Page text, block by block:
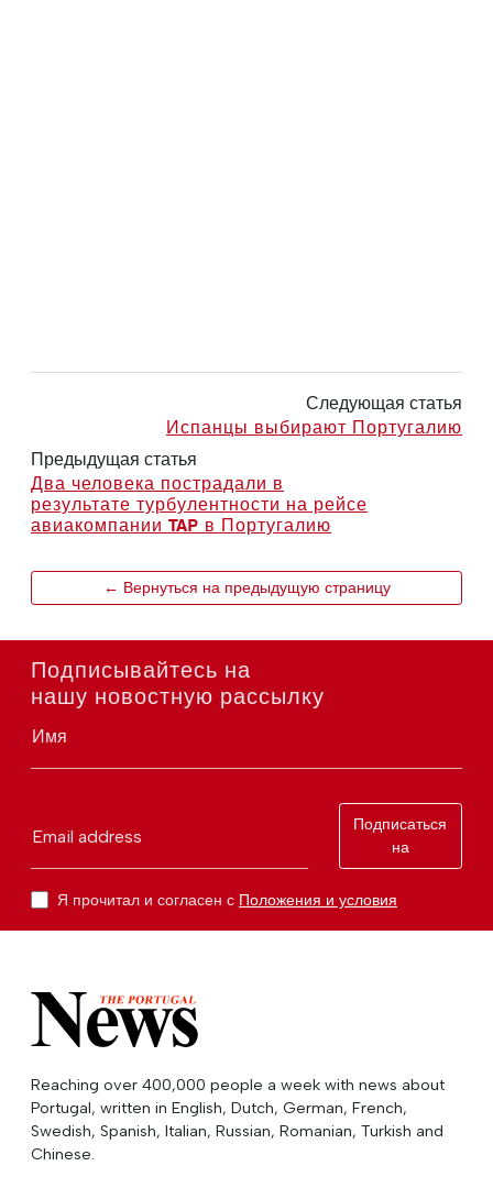
Следующая статья
Испанцы выбирают Португалию
Предыдущая статья
Два человека пострадали в
результате турбулентности на рейсе
авиакомпании TAP в Португалию
← Вернуться на предыдущую страницу
Подписывайтесь на
нашу новостную рассылку
Имя
Email address
Подписаться
на
Я прочитал и согласен с Положения и условия
Reaching over 400,000 people a week with news about
Portugal, written in English, Dutch, German, French,
Swedish, Spanish, Italian, Russian, Romanian, Turkish and
Chinese.